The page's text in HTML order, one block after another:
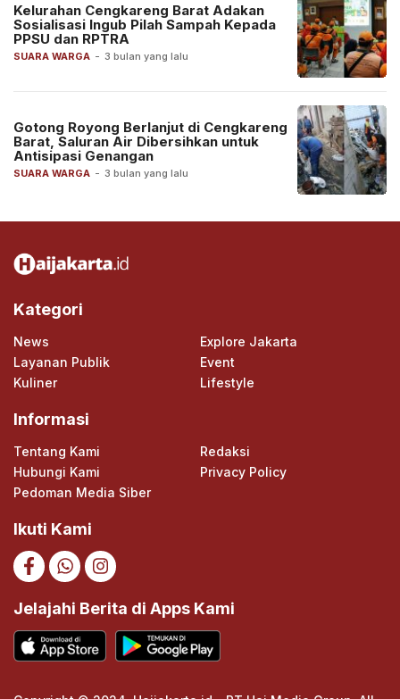
SUARA WARGA - 3 bulan yang lalu
Kelurahan Cengkareng Barat Adakan
Sosialisasi Ingub Pilah Sampah Kepada
PPSU dan RPTRA
SUARA WARGA - 3 bulan yang lalu
Gotong Royong Berlanjut di Cengkareng
Barat, Saluran Air Dibersihkan untuk
Antisipasi Genangan
Kategori
News
Explore Jakarta
Layanan Publik
Event
Kuliner
Lifestyle
Informasi
Tentang Kami
Redaksi
Hubungi Kami
Privacy Policy
Pedoman Media Siber
Ikuti Kami
Jelajahi Berita di Apps Kami